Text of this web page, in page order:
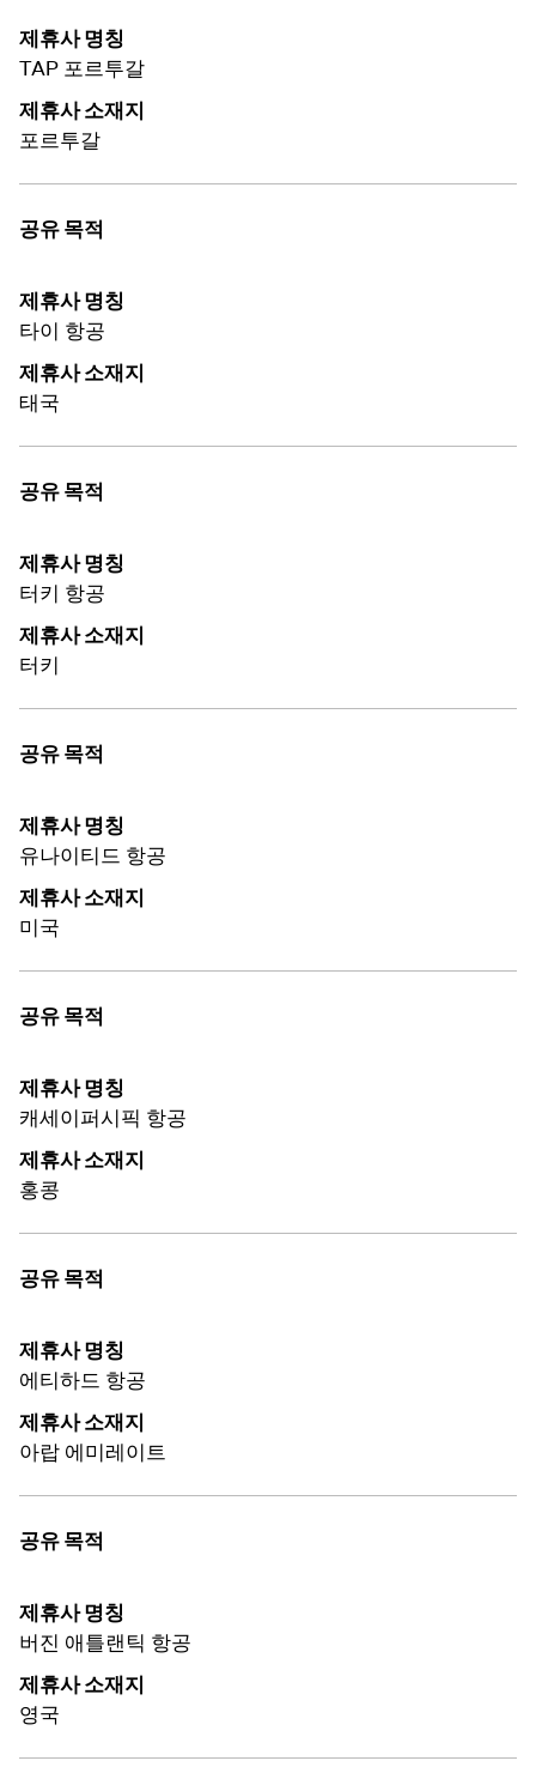
제휴사 명칭
TAP 포르투갈
제휴사 소재지
포르투갈
공유 목적
제휴사 명칭
타이 항공
제휴사 소재지
태국
공유 목적
제휴사 명칭
터키 항공
제휴사 소재지
터키
공유 목적
제휴사 명칭
유나이티드 항공
제휴사 소재지
미국
공유 목적
제휴사 명칭
캐세이퍼시픽 항공
제휴사 소재지
홍콩
공유 목적
제휴사 명칭
에티하드 항공
제휴사 소재지
아랍 에미레이트
공유 목적
제휴사 명칭
버진 애틀랜틱 항공
제휴사 소재지
영국